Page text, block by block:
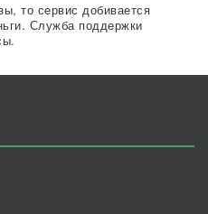
то сервис добивается
Служба поддержки